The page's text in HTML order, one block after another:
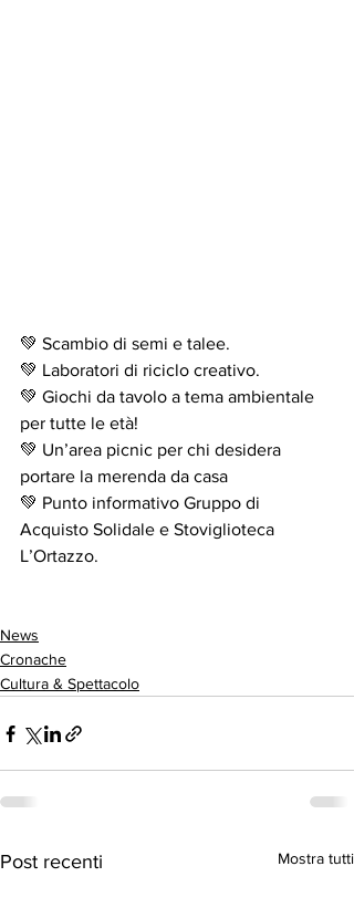
💚 Scambio di semi e talee.
💚 Laboratori di riciclo creativo.
💚 Giochi da tavolo a tema ambientale
per tutte le età!
💚 Un’area picnic per chi desidera
portare la merenda da casa
💚 Punto informativo Gruppo di
Acquisto Solidale e Stoviglioteca
L’Ortazzo.
News
Cronache
Cultura & Spettacolo
Post recenti Mostra tutti